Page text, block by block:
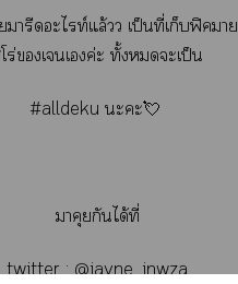
มารีดะไท์แล้วว เป็นที่เก็บฟิาย
ร่เเค่ะ ทั้งะเป็น
#alldeku ะะ💘
าคุยกันได้ที่
twitter ; @jayne_inwza